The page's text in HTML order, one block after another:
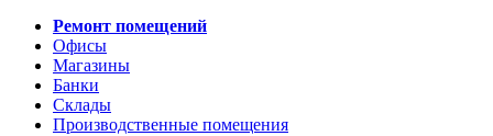
Ремонт помещений
Офисы
Магазины
Банки
Склады
Производственные помещения